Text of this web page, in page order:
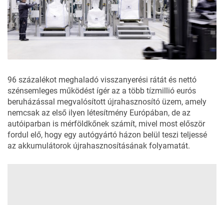
96 százalékot meghaladó visszanyerési rátát és nettó
szénsemleges működést ígér az a több tízmillió eurós
beruházással megvalósított újrahasznosító üzem, amely
nemcsak az első ilyen létesítmény Európában, de az
autóiparban is mérföldkőnek számít, mivel most először
fordul elő, hogy egy autógyártó házon belül teszi teljessé
az akkumulátorok újrahasznosításának folyamatát.